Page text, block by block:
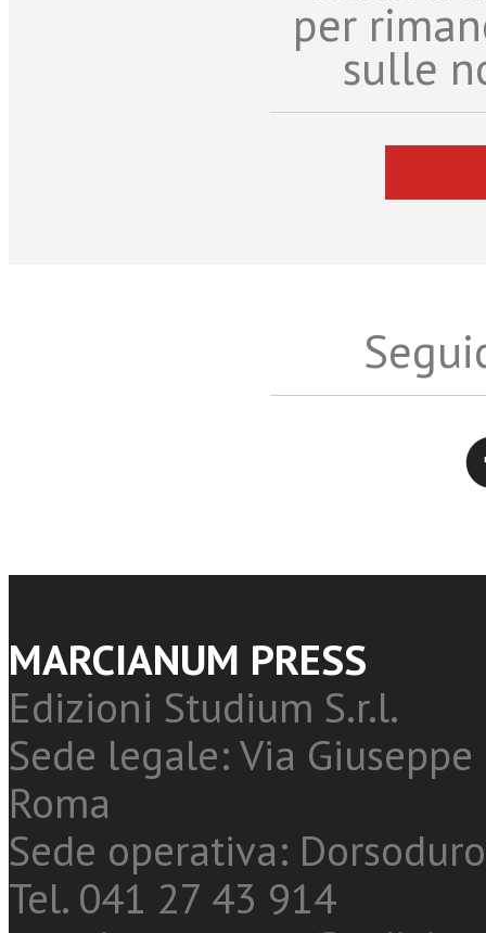
per
sulle
MARCIANUM PRESS
Edizioni Studium S.r.l.
Sede legale: Via
Roma
Sede operativa:
Tel. 041 27 43 914